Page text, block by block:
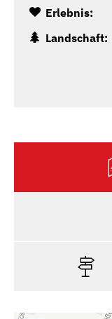
Erlebnis:
Landschaft: